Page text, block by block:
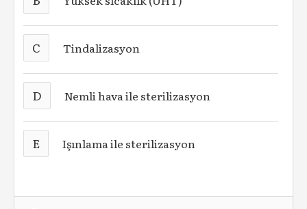
C Tindalizasyon
D Nemli hava ile sterilizasyon
E Işınlama ile sterilizasyon